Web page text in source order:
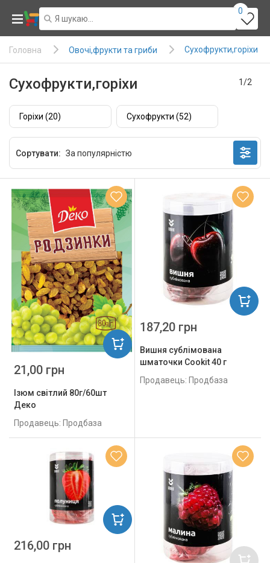
0
Головна Овочі,фрукти та гриби Сухофрукти,горіхи
Сухофрукти,горіхи 1/2
Горіхи (20) Сухофрукти (52)
Сортувати:
Ізюм світлий 80г/60шт
Деко
Продавець: Продбаза
21,00 грн
Вишня сублімована
шматочки Cookit 40 г
Продавець: Продбаза
187,20 грн
216,00 грн